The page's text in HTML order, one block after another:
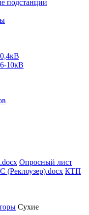
подстанции
10кВ
Опросный лист
(Реклоузер).docx КТП
Сухие